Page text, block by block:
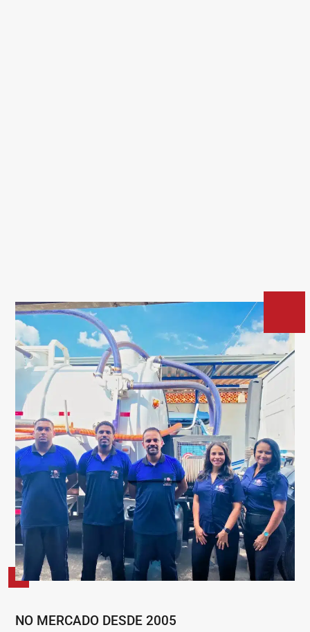
NO MERCADO DESDE 2005